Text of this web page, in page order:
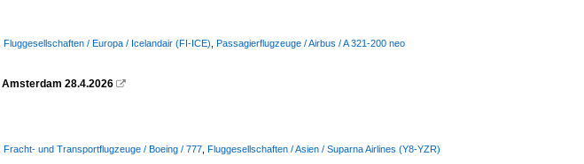
Fluggesellschaften / Europa / Icelandair (FI-ICE) Passagierflugzeuge / Airbus / A 321-200 neo
28.4.2026 
Fracht- und Transportflugzeuge / Boeing / 777 Fluggesellschaften / Asien / Suparna Airlines (Y8-YZR)